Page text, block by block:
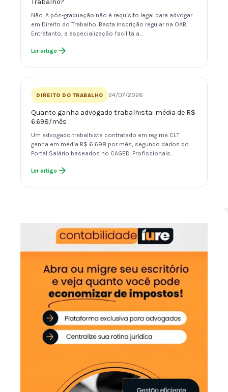
Não. A pós-graduação não é requisito legal para advogar
em Direito do Trabalho. Basta inscrição regular na OAB.
Entretanto, a especialização facilita a…
Ler artigo
DIREITO DO TRABALHO 24/07/2026
Quanto ganha advogado trabalhista: média de R$
6.698/mês
Um advogado trabalhista contratado em regime CLT
ganha em média R$ 6.698 por mês, segundo dados do
Portal Salário baseados no CAGED. Profissionais…
Ler artigo